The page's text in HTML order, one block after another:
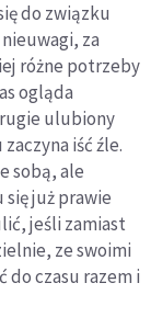
do związku
za
różne potrzeby
ogląda
ulubiony
iść źle.
sobą, ale
już prawie
jeśli zamiast
ze swoimi
do czasu razem i